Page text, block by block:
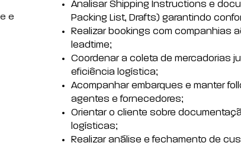
e
Analisar Shipping Instructions e
Packing List, Drafts) garantindo
Realizar bookings com companhias
leadtime;
Coordenar a coleta de mercadorias
eficiência logística;
Acompanhar embarques e manter
agentes e fornecedores;
Orientar o cliente sobre
logísticas;
Realizar análise e fechamento de